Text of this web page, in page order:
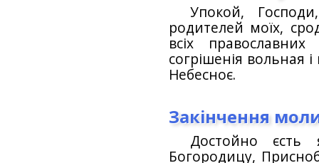
Упокой,
родителей моїх,
всіх
согрішенія вольная
Небесноє.
Закінчення
Достойно єсть
Богородицу,